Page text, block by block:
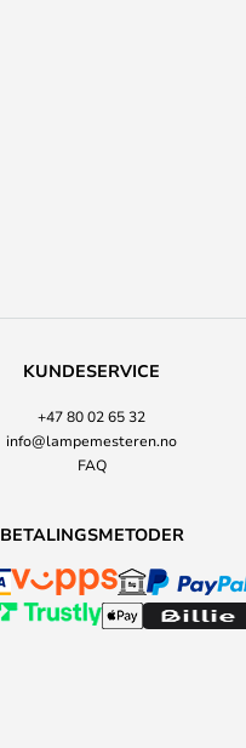
KUNDESERVICE
+47 80 02 65 32
info@lampemesteren.no
FAQ
BETALINGSMETODER